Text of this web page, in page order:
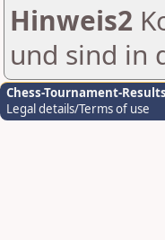
Hinweis2
und sind in
Chess-Tournament-
Legal details/Terms of use